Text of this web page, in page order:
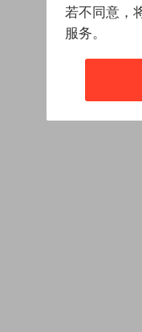
若不同意，
服务。